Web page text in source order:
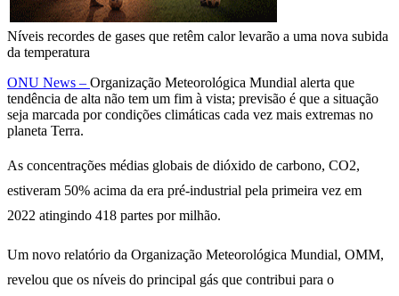
Níveis recordes de gases que retêm calor levarão a uma nova subida
da temperatura
ONU News – Organização Meteorológica Mundial alerta que
tendência de alta não tem um fim à vista; previsão é que a situação
seja marcada por condições climáticas cada vez mais extremas no
planeta Terra.
As concentrações médias globais de dióxido de carbono, CO2,
estiveram 50% acima da era pré-industrial pela primeira vez em
2022 atingindo 418 partes por milhão.
Um novo relatório da Organização Meteorológica Mundial, OMM,
revelou que os níveis do principal gás que contribui para o